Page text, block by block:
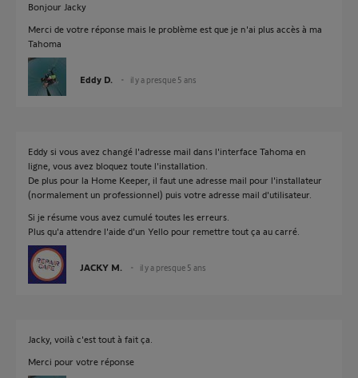
Bonjour Jacky
Merci de votre réponse mais le problème est que je n'ai plus accès à ma
Tahoma
Eddy D. il y a presque 5 ans
Eddy si vous avez changé l'adresse mail dans l'interface Tahoma en
ligne, vous avez bloquez toute l'installation.
De plus pour la Home Keeper, il faut une adresse mail pour l'installateur
(normalement un professionnel) puis votre adresse mail d'utilisateur.
Si je résume vous avez cumulé toutes les erreurs.
Plus qu'a attendre l'aide d'un Yello pour remettre tout ça au carré.
JACKY M. il y a presque 5 ans
Jacky, voilà c'est tout à fait ça.
Merci pour votre réponse